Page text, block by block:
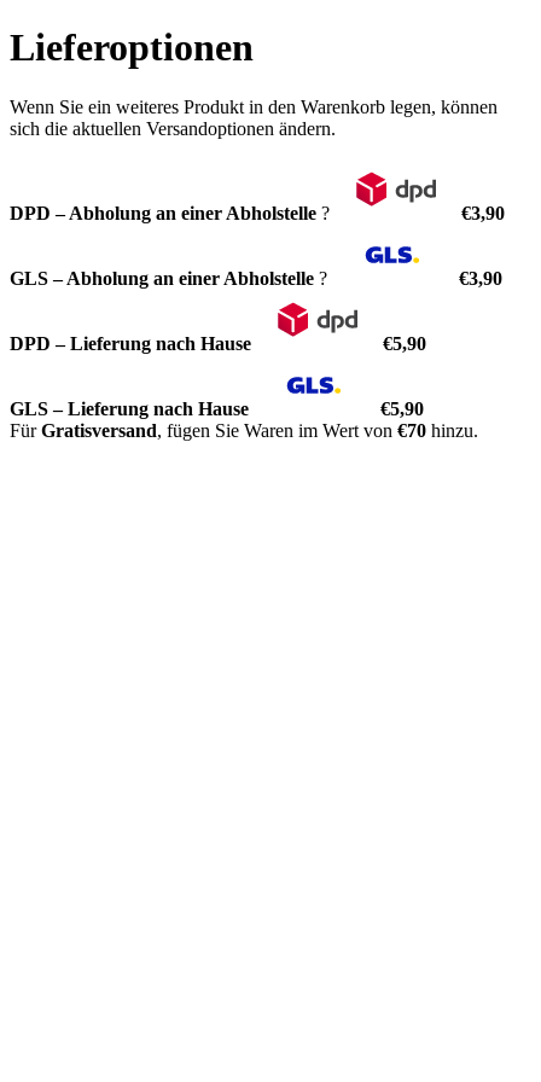
Lieferoptionen
Wenn Sie ein weiteres Produkt in den Warenkorb legen, können
sich die aktuellen Versandoptionen ändern.
DPD – Abholung an einer Abholstelle ? €3,90
GLS – Abholung an einer Abholstelle ? €3,90
DPD – Lieferung nach Hause €5,90
GLS – Lieferung nach Hause
€5,90
FürGratisversand, fügen Sie Waren im Wert von €70 hinzu.